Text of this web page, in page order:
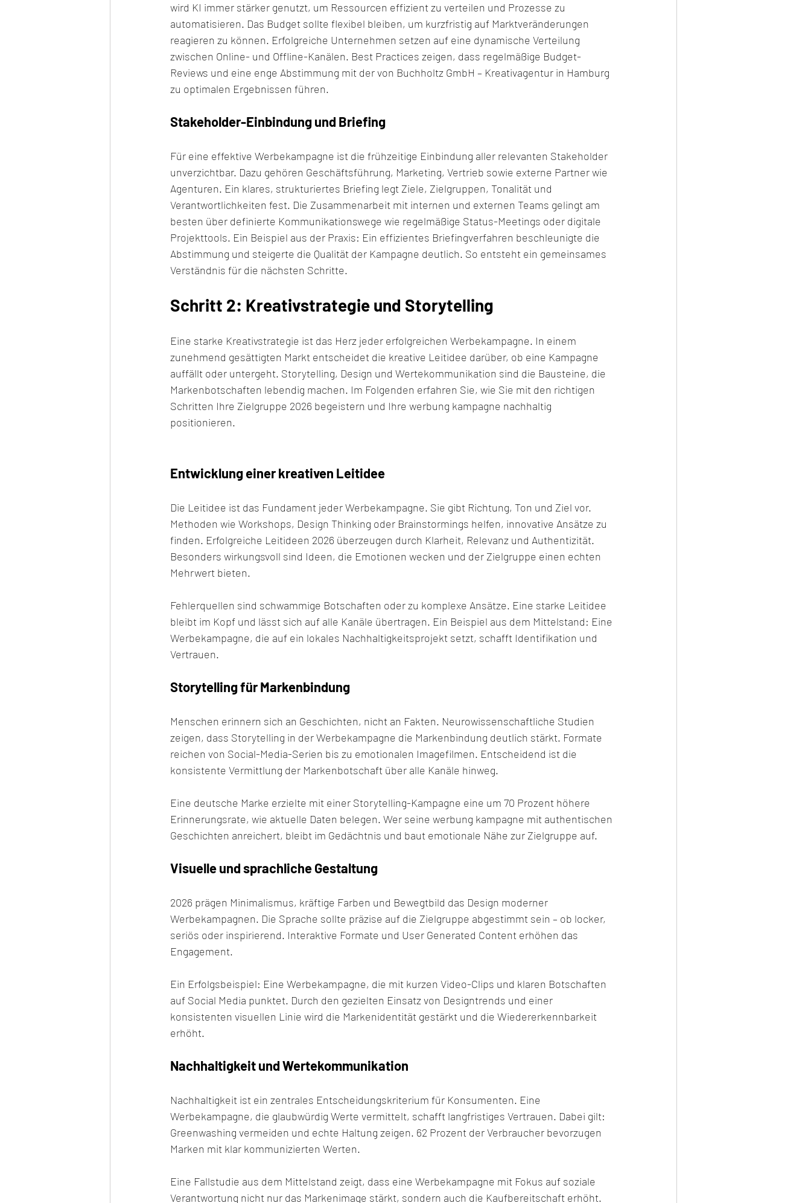
wird KI immer stärker genutzt, um Ressourcen effizient zu verteilen und Prozesse zu
automatisieren. Das Budget sollte flexibel bleiben, um kurzfristig auf Marktveränderungen
reagieren zu können. Erfolgreiche Unternehmen setzen auf eine dynamische Verteilung
zwischen Online- und Offline-Kanälen. Best Practices zeigen, dass regelmäßige Budget-
Reviews und eine enge Abstimmung mit der von Buchholtz GmbH – Kreativagentur in Hamburg
zu optimalen Ergebnissen führen.
Stakeholder-Einbindung und Briefing
Für eine effektive Werbekampagne ist die frühzeitige Einbindung aller relevanten Stakeholder
unverzichtbar. Dazu gehören Geschäftsführung, Marketing, Vertrieb sowie externe Partner wie
Agenturen. Ein klares, strukturiertes Briefing legt Ziele, Zielgruppen, Tonalität und
Verantwortlichkeiten fest. Die Zusammenarbeit mit internen und externen Teams gelingt am
besten über definierte Kommunikationswege wie regelmäßige Status-Meetings oder digitale
Projekttools. Ein Beispiel aus der Praxis: Ein effizientes Briefingverfahren beschleunigte die
Abstimmung und steigerte die Qualität der Kampagne deutlich. So entsteht ein gemeinsames
Verständnis für die nächsten Schritte.
Schritt 2: Kreativstrategie und Storytelling
Eine starke Kreativstrategie ist das Herz jeder erfolgreichen Werbekampagne. In einem
zunehmend gesättigten Markt entscheidet die kreative Leitidee darüber, ob eine Kampagne
auffällt oder untergeht. Storytelling, Design und Wertekommunikation sind die Bausteine, die
Markenbotschaften lebendig machen. Im Folgenden erfahren Sie, wie Sie mit den richtigen
Schritten Ihre Zielgruppe 2026 begeistern und Ihre werbung kampagne nachhaltig
positionieren.
Entwicklung einer kreativen Leitidee
Die Leitidee ist das Fundament jeder Werbekampagne. Sie gibt Richtung, Ton und Ziel vor.
Methoden wie Workshops, Design Thinking oder Brainstormings helfen, innovative Ansätze zu
finden. Erfolgreiche Leitideen 2026 überzeugen durch Klarheit, Relevanz und Authentizität.
Besonders wirkungsvoll sind Ideen, die Emotionen wecken und der Zielgruppe einen echten
Mehrwert bieten.
Fehlerquellen sind schwammige Botschaften oder zu komplexe Ansätze. Eine starke Leitidee
bleibt im Kopf und lässt sich auf alle Kanäle übertragen. Ein Beispiel aus dem Mittelstand: Eine
Werbekampagne, die auf ein lokales Nachhaltigkeitsprojekt setzt, schafft Identifikation und
Vertrauen.
Storytelling für Markenbindung
Menschen erinnern sich an Geschichten, nicht an Fakten. Neurowissenschaftliche Studien
zeigen, dass Storytelling in der Werbekampagne die Markenbindung deutlich stärkt. Formate
reichen von Social-Media-Serien bis zu emotionalen Imagefilmen. Entscheidend ist die
konsistente Vermittlung der Markenbotschaft über alle Kanäle hinweg.
Eine deutsche Marke erzielte mit einer Storytelling-Kampagne eine um 70 Prozent höhere
Erinnerungsrate, wie aktuelle Daten belegen. Wer seine werbung kampagne mit authentischen
Geschichten anreichert, bleibt im Gedächtnis und baut emotionale Nähe zur Zielgruppe auf.
Visuelle und sprachliche Gestaltung
2026 prägen Minimalismus, kräftige Farben und Bewegtbild das Design moderner
Werbekampagnen. Die Sprache sollte präzise auf die Zielgruppe abgestimmt sein – ob locker,
seriös oder inspirierend. Interaktive Formate und User Generated Content erhöhen das
Engagement.
Ein Erfolgsbeispiel: Eine Werbekampagne, die mit kurzen Video-Clips und klaren Botschaften
auf Social Media punktet. Durch den gezielten Einsatz von Designtrends und einer
konsistenten visuellen Linie wird die Markenidentität gestärkt und die Wiedererkennbarkeit
erhöht.
Nachhaltigkeit und Wertekommunikation
Nachhaltigkeit ist ein zentrales Entscheidungskriterium für Konsumenten. Eine
Werbekampagne, die glaubwürdig Werte vermittelt, schafft langfristiges Vertrauen. Dabei gilt:
Greenwashing vermeiden und echte Haltung zeigen. 62 Prozent der Verbraucher bevorzugen
Marken mit klar kommunizierten Werten.
Eine Fallstudie aus dem Mittelstand zeigt, dass eine Werbekampagne mit Fokus auf soziale
Verantwortung nicht nur das Markenimage stärkt, sondern auch die Kaufbereitschaft erhöht.